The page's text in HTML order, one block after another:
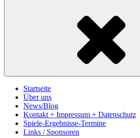
Startseite
Über uns
News/Blog
Kontakt + Impressum + Datenschutz
Spiele-Ergebnisse-Termine
Links / Sponsoren